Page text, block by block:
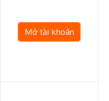
Mở tài khoản